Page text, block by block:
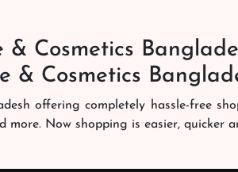
Cosmetics
& Cosmetics
offering completely hassle-free
Now shopping is easier, quicker
Our dedicated shampoobd quality